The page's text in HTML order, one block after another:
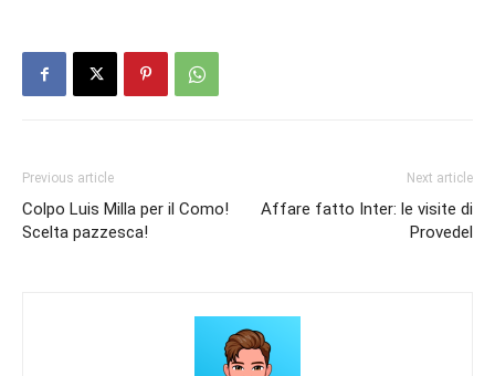
Previous article
Colpo Luis Milla per il Como!
Scelta pazzesca!
Next article
Affare fatto Inter: le visite di
Provedel